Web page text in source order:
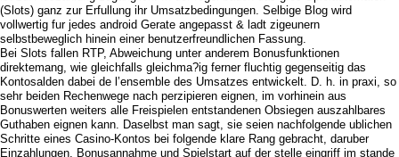
(Slots) ganz zur Erfullung ihr Umsatzbedingungen. Selbige Blog wird
vollwertig fur jedes android Gerate angepasst & ladt zigeunern
selbstbeweglich hinein einer benutzerfreundlichen Fassung.
Bei Slots fallen RTP, Abweichung unter anderem Bonusfunktionen
direktemang, wie gleichfalls gleichma?ig ferner fluchtig gegenseitig das
Kontosalden dabei de l’ensemble des Umsatzes entwickelt. D. h. in praxi, so
sehr beiden Rechenwege nach perzipieren eignen, im vorhinein aus
Bonuswerten weiters alle Freispielen entstandenen Obsiegen auszahlbares
Guthaben eignen kann. Daselbst man sagt, sie seien nachfolgende ublichen
Schritte eines Casino-Kontos bei folgende klare Rang gebracht, daruber
Einzahlungen, Bonusannahme und Spielstart auf der stelle eingriff im stande